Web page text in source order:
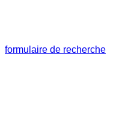
formulaire de recherche